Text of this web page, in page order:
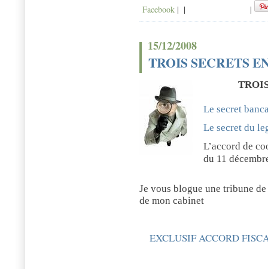
Facebook | | |
15/12/2008
TROIS SECRETS
Le secret
Le secret du
L’accord de
du 11
Je vous blogue une tribune
de mon cabinet
EXCLUSIF ACCORD